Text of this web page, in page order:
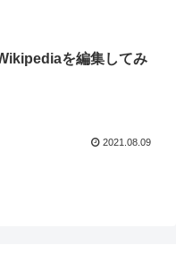
を編集してみ
2021.08.09